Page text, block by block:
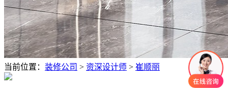
当前位置： 装修公司 > 资深设计师 > 崔顺丽